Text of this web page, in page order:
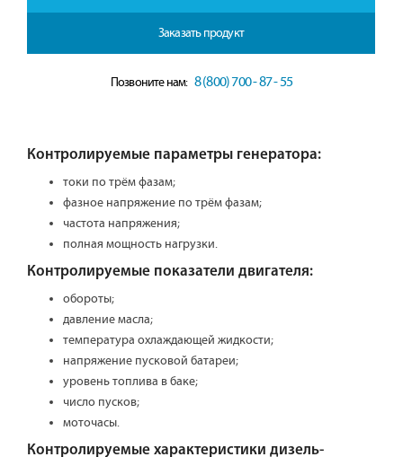
Заказать продукт
Позвоните нам: 8 (800) 700 - 87 - 55
Контролируемые параметры генератора:
токи по трём фазам;
фазное напряжение по трём фазам;
частота напряжения;
полная мощность нагрузки.
Контролируемые показатели двигателя:
обороты;
давление масла;
температура охлаждающей жидкости;
напряжение пусковой батареи;
уровень топлива в баке;
число пусков;
моточасы.
Контролируемые характеристики дизель-